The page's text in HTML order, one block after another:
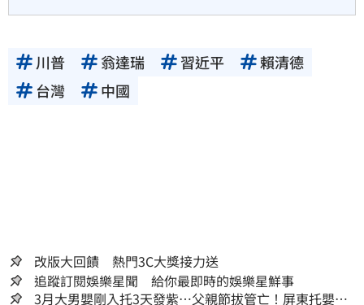
川普 翁達瑞 習近平
賴清德
台灣
中國
改版大回饋 熱門3C大獎接力送
追蹤訂閱娛樂星聞 給你最即時的娛樂星鮮事
3月大男嬰剛入托3天發紫…父親節拔管亡！屏東托嬰中